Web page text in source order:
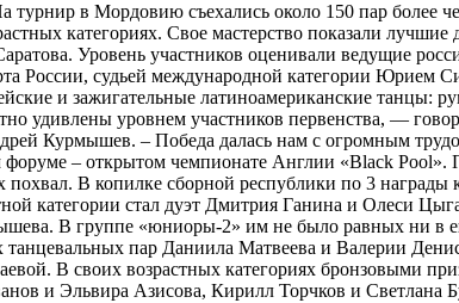
турнир в Мордовию съехались около 150 пар более
категориях. Свое мастерство показали
Уровень участников оценивали ведущие
России, судьей международной категории Юрием
и зажигательные латиноамериканские танцы:
удивлены уровнем участников первенства, —
Курмышев. – Победа далась нам с огромным
– открытом чемпионате Англии «Black Pool».
похвал. В копилке сборной республики по 3
категории стал дуэт Дмитрия Ганина и Олеси
В группе «юниоры-2» им не было равных ни в
танцевальных пар Даниила Матвеева и Валерии
В своих возрастных категориях бронзовыми
и Эльвира Азисова, Кирилл Торчков и Светлана